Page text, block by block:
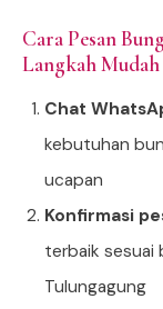
Cara Pesan
Langkah Mudah
Chat
kebutuhan
ucapan
Konfirmasi
terbaik sesuai
Tulungagung